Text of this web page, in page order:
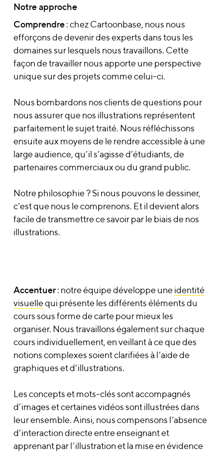
Notre approche
Comprendre: chez Cartoonbase, nous nous
efforçons de devenir des experts dans tous les
domaines sur lesquels nous travaillons. Cette
façon de travailler nous apporte une perspective
unique sur des projets comme celui-ci.
Nous bombardons nos clients de questions pour
nous assurer que nos illustrations représentent
parfaitement le sujet traité. Nous réfléchissons
ensuite aux moyens de le rendre accessible à une
large audience, qu’il s’agisse d’étudiants, de
partenaires commerciaux ou du grand public.
Notre philosophie ? Si nous pouvons le dessiner,
c’est que nous le comprenons. Et il devient alors
facile de transmettre ce savoir par le biais de nos
illustrations.
Accentuer: notre équipe développe une identité
visuellequi présente les différents éléments du
cours sous forme de carte pour mieux les
organiser. Nous travaillons également sur chaque
cours individuellement, en veillant à ce que des
notions complexes soient clarifiées à l’aide de
graphiques et d’illustrations.
Les concepts et mots-clés sont accompagnés
d’images et certaines vidéos sont illustrées dans
leur ensemble. Ainsi, nous compensons l’absence
d’interaction directe entre enseignant et
apprenant par l’illustration et la mise en évidence